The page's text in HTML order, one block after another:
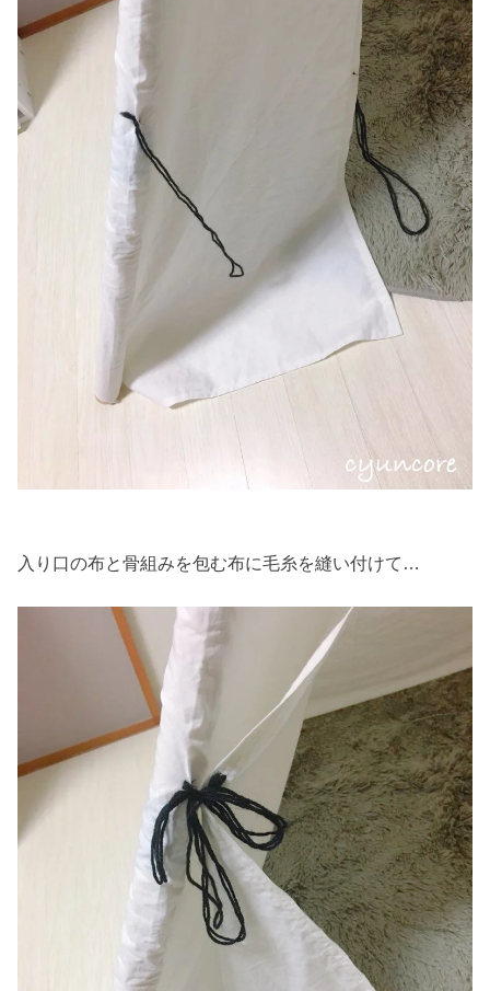
入り口の布と骨組みを包む布に毛糸を縫い付けて…